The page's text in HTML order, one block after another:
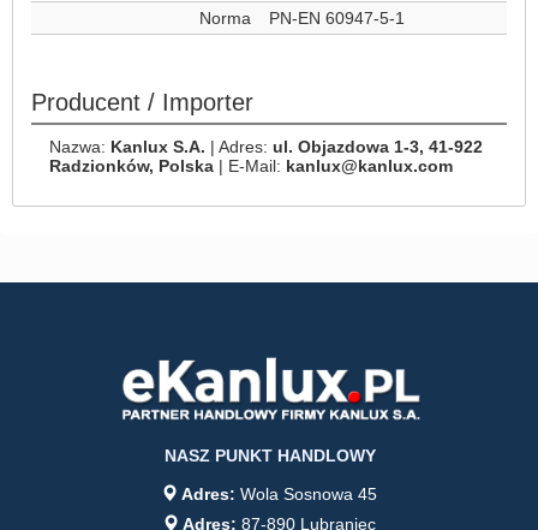
Norma PN-EN 60947-5-1
Producent / Importer
Nazwa: Kanlux S.A. | Adres: ul. Objazdowa 1-3, 41-922
Radzionków, Polska | E-Mail: kanlux@kanlux.com
NASZ PUNKT HANDLOWY
Adres: Wola Sosnowa 45
Adres: 87-890 Lubraniec